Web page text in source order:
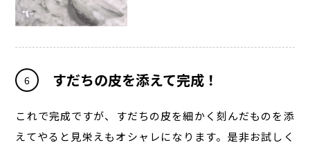
6 すだちの皮を添えて完成！
これで完成ですが、すだちの皮を細かく刻んだものを添
えてやると見栄えもオシャレになります。是非お試しく